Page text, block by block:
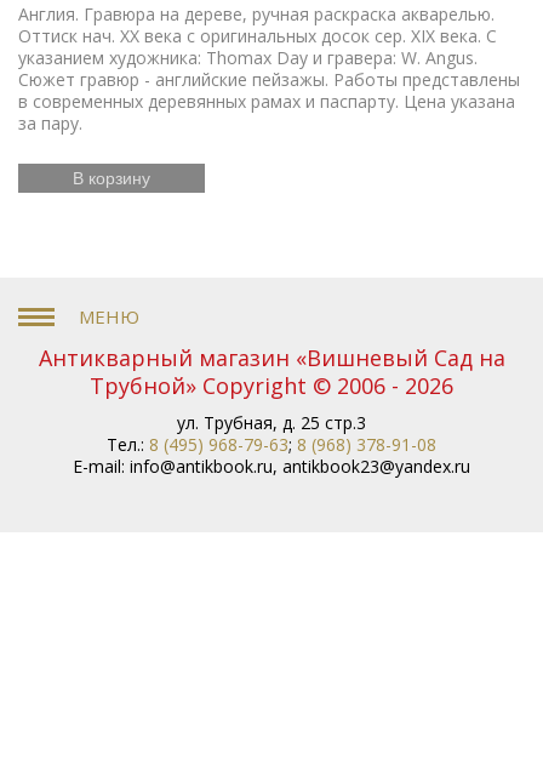
Англия. Гравюра на дереве, ручная раскраска акварелью.
Оттиск нач. ХХ века с оригинальных досок сер. ХIХ века. С
указанием художника: Thomax Day и гравера: W. Angus.
Сюжет гравюр - английские пейзажы. Работы представлены
в современных деревянных рамах и паспарту. Цена указана
за пару.
В корзину
Антикварный магазин «Вишневый Сад на
Трубной» Copyright © 2006 - 2026
ул. Трубная, д. 25 стр.3
Тел.: 8 (495) 968-79-63; 8 (968) 378-91-08
E-mail: info@antikbook.ru, antikbook23@yandex.ru